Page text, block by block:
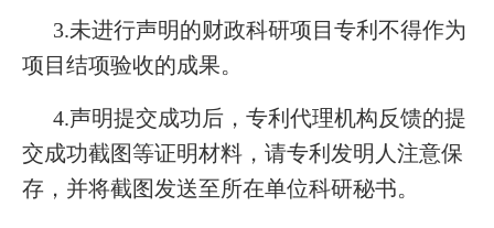
3.未进行声明的财政科研项目专利不得作为
项目结项验收的成果。
4.声明提交成功后，专利代理机构反馈的提
交成功截图等证明材料，请专利发明人注意保
存，并将截图发送至所在单位科研秘书。